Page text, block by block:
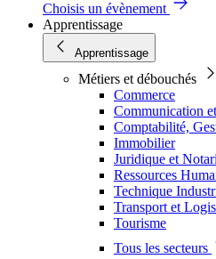
Choisis un évènement
Apprentissage
Apprentissage
Métiers et débouchés
Commerce
Communication
Comptabilité,
Immobilier
Juridique et
Ressources
Technique
Transport et
Tourisme
Tous les secteurs